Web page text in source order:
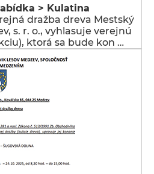
> Kulatina
dražba dreva Mestský
s. r. o., vyhlasuje verejnú
ktorá sa bude kon …